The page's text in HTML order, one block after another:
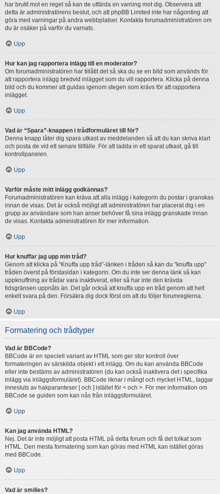
har brutit mot en regel så kan de utfärda en varning mot dig. Observera att
detta är administratörens beslut, och att phpBB Limited inte har någonting att
göra med varningar på andra webbplatser. Kontakta forumadministratören om
du är osäker på varför du varnats.
Upp
Hur kan jag rapportera inlägg till en moderator?
Om forumadministratören har tillåtit det så ska du se en bild som används för
att rapportera inlägg bredvid inlägget som du vill rapportera. Klicka på denna
bild och du kommer att guidas igenom stegen som krävs för att rapportera
inlägget.
Upp
Vad är “Spara”-knappen i trådformuläret till för?
Denna knapp låter dig spara utkast av meddelanden så att du kan skriva klart
och posta de vid ett senare tillfälle. För att ladda in ett sparat utkast, gå till
kontrollpanelen.
Upp
Varför måste mitt inlägg godkännas?
Forumadministratören kan kräva att alla inlägg i kategorin du postar i granskas
innan de visas. Det är också möjligt att administratören har placerat dig i en
grupp av användare som han anser behöver få sina inlägg granskade innan
de visas. Kontakta administratören för mer information.
Upp
Hur knuffar jag upp min tråd?
Genom att klicka på “Knuffa upp tråd”-länken i tråden så kan du "knuffa upp"
tråden överst på förstasidan i kategorin. Om du inte ser denna länk så kan
uppknuffning av trådar vara inaktiverat, eller så har inte den krävda
tidsgränsen uppnåts än. Det går också att knuffa upp en tråd genom att helt
enkelt svara på den. Försäkra dig dock först om att du följer forumreglerna.
Upp
Formatering och trådtyper
Vad är BBCode?
BBCode är en speciell variant av HTML som ger stor kontroll över
formateringen av särskilda objekt i ett inlägg. Om du kan använda BBCode
eller inte bestäms av administratören (du kan också inaktivera det i specifika
inlägg via inläggsformuläret). BBCode liknar i mångt och mycket HTML, taggar
innesluts av hakparanteser [ och ] istället för < och >. För mer information om
BBCode se guiden som kan nås från inläggsformuläret.
Upp
Kan jag använda HTML?
Nej. Det är inte möjligt att posta HTML på detta forum och få det tolkat som
HTML. Den mesta formatering som kan göras med HTML kan istället göras
med BBCode.
Upp
Vad är smilies?